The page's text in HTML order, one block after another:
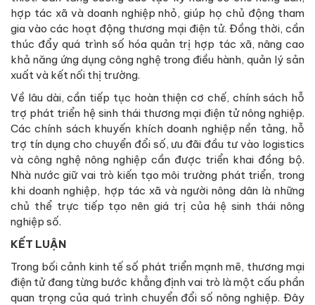
hợp tác xã và doanh nghiệp nhỏ, giúp họ chủ động tham
gia vào các hoạt động thương mại điện tử. Đồng thời, cần
thúc đẩy quá trình số hóa quản trị hợp tác xã, nâng cao
khả năng ứng dụng công nghệ trong điều hành, quản lý sản
xuất và kết nối thị trường.
Về lâu dài, cần tiếp tục hoàn thiện cơ chế, chính sách hỗ
trợ phát triển hệ sinh thái thương mại điện tử nông nghiệp.
Các chính sách khuyến khích doanh nghiệp nền tảng, hỗ
trợ tín dụng cho chuyển đổi số, ưu đãi đầu tư vào logistics
và công nghệ nông nghiệp cần được triển khai đồng bộ.
Nhà nước giữ vai trò kiến tạo môi trường phát triển, trong
khi doanh nghiệp, hợp tác xã và người nông dân là những
chủ thể trực tiếp tạo nên giá trị của hệ sinh thái nông
nghiệp số.
KẾT LUẬN
Trong bối cảnh kinh tế số phát triển mạnh mẽ, thương mại
điện tử đang từng bước khẳng định vai trò là một cấu phần
quan trọng của quá trình chuyển đổi số nông nghiệp. Đây